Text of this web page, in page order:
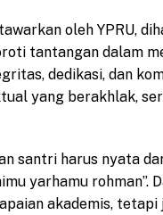
oleh YPRU,
tantangan dalam
dedikasi, dan
yang berakhlak,
santri harus nyata
yarhamu rohman”.
akademis,